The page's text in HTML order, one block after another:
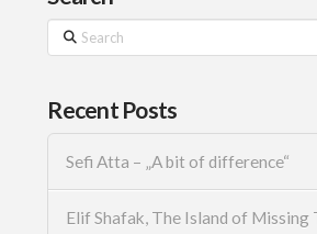
Search
Recent Posts
Sefi Atta – „A bit of difference“
Elif Shafak, The Island of Missing